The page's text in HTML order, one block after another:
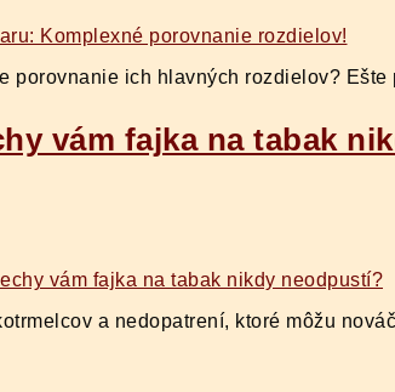
ich hlavných rozdielov?
vám fajka na tabak
a nedopatrení, ktoré môžu